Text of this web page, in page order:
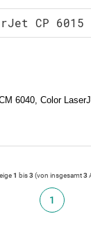
CP 6015
6040, Color
1 bis3(von insgesamt3
1